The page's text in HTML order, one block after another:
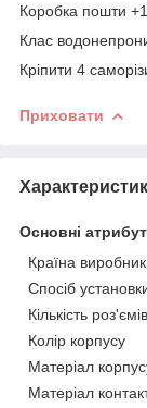
Коробка пошти
Клас
Кріпити 4
Приховати
Основні
Країна виробник
Спосіб
Кількість роз'ємів
Колір корпусу
Матеріал
Матеріал